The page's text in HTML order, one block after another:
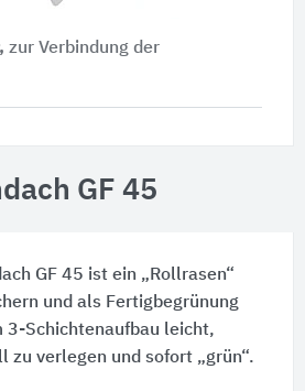
zur Verbindung der
GF 45
GF 45 ist ein „Rollrasen“
und als Fertigbegrünung
3-Schichtenaufbau leicht,
zu verlegen und sofort „grün“.